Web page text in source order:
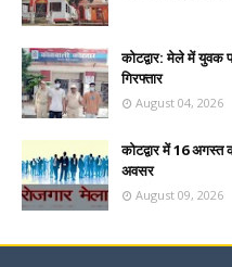
कोटद्वार: मेले में युवक
गिरफ्तार
August 04, 2026
कोटद्वार में 16 अगस्त
अवसर
August 09, 2026